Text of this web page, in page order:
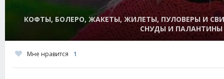
КОФТЫ, БОЛЕРО, ЖАКЕТЫ, ЖИЛЕТЫ, ПУЛОВЕРЫ И
СНУДЫ И ПАЛАНТИНЫ
Мне нравится 1